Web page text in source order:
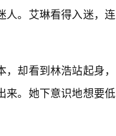
人。艾琳看得入迷，连
却看到林浩站起身，
来。她下意识地想要低